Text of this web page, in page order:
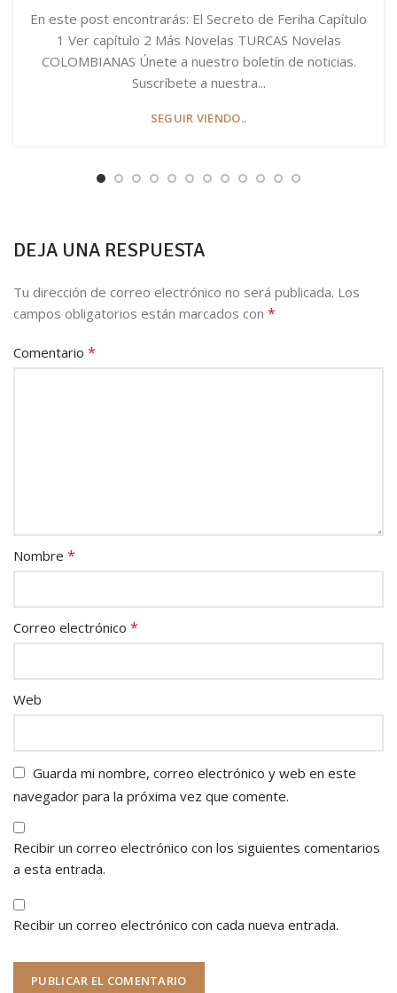
En este post encontrarás: El Secreto de Feriha Capítulo
1 Ver capítulo 2 Más Novelas TURCAS Novelas
COLOMBIANAS Únete a nuestro boletín de noticias.
Suscríbete a nuestra...
SEGUIR VIENDO..
DEJA UNA RESPUESTA
Tu dirección de correo electrónico no será publicada. Los
campos obligatorios están marcados con *
Comentario *
Nombre *
Correo electrónico *
Web
Guarda mi nombre, correo electrónico y web en este
navegador para la próxima vez que comente.
Recibir un correo electrónico con los siguientes comentarios
a esta entrada.
Recibir un correo electrónico con cada nueva entrada.